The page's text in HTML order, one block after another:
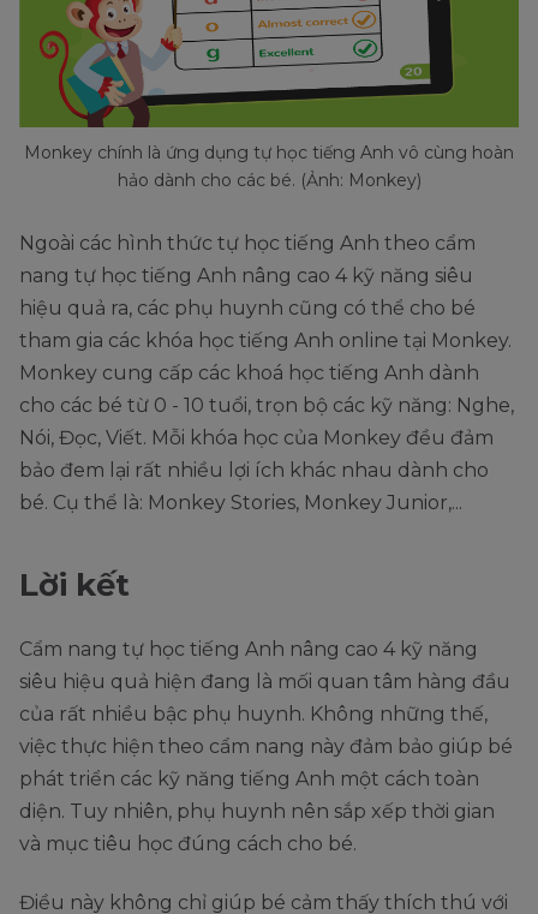
Monkey chính là ứng dụng tự học tiếng Anh vô cùng hoàn
hảo dành cho các bé. (Ảnh: Monkey)
Ngoài các hình thức tự học tiếng Anh theo cẩm
nang tự học tiếng Anh nâng cao 4 kỹ năng siêu
hiệu quả ra, các phụ huynh cũng có thể cho bé
tham gia các khóa học tiếng Anh online tại Monkey.
Monkey cung cấp các khoá học tiếng Anh dành
cho các bé từ 0 - 10 tuổi, trọn bộ các kỹ năng: Nghe,
Nói, Đọc, Viết. Mỗi khóa học của Monkey đều đảm
bảo đem lại rất nhiều lợi ích khác nhau dành cho
bé. Cụ thể là: Monkey Stories, Monkey Junior,...
Lời kết
Cẩm nang tự học tiếng Anh nâng cao 4 kỹ năng
siêu hiệu quả hiện đang là mối quan tâm hàng đầu
của rất nhiều bậc phụ huynh. Không những thế,
việc thực hiện theo cẩm nang này đảm bảo giúp bé
phát triển các kỹ năng tiếng Anh một cách toàn
diện. Tuy nhiên, phụ huynh nên sắp xếp thời gian
và mục tiêu học đúng cách cho bé.
Điều này không chỉ giúp bé cảm thấy thích thú với